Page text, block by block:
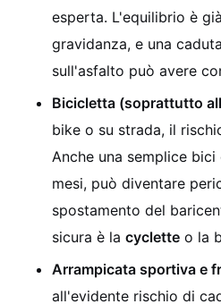
esperta. L'equilibrio è
gravidanza, e una
sull'asfalto può avere
Bicicletta (soprattutto
bike o su strada, il
Anche una semplice
mesi, può diventare
spostamento del
sicura è la cyclette o la
Arrampicata sportiva e
all'evidente rischio di